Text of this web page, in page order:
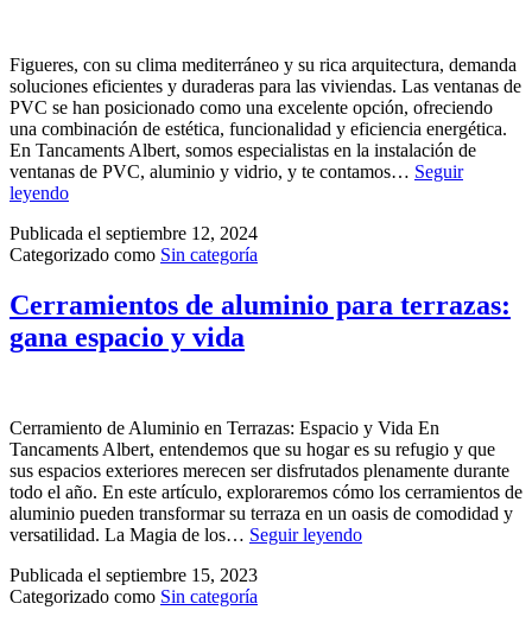
Figueres, con su clima mediterráneo y su rica arquitectura, demanda
soluciones eficientes y duraderas para las viviendas. Las ventanas de
PVC se han posicionado como una excelente opción, ofreciendo
una combinación de estética, funcionalidad y eficiencia energética.
En Tancaments Albert, somos especialistas en la instalación de
ventanas de PVC, aluminio y vidrio, y te contamos… Seguir
leyendo
Publicada el septiembre 12, 2024
Categorizado como Sin categoría
Cerramientos de aluminio para terrazas:
gana espacio y vida
Cerramiento de Aluminio en Terrazas: Espacio y Vida En
Tancaments Albert, entendemos que su hogar es su refugio y que
sus espacios exteriores merecen ser disfrutados plenamente durante
todo el año. En este artículo, exploraremos cómo los cerramientos de
aluminio pueden transformar su terraza en un oasis de comodidad y
versatilidad. La Magia de los… Seguir leyendo
Publicada el septiembre 15, 2023
Categorizado como Sin categoría